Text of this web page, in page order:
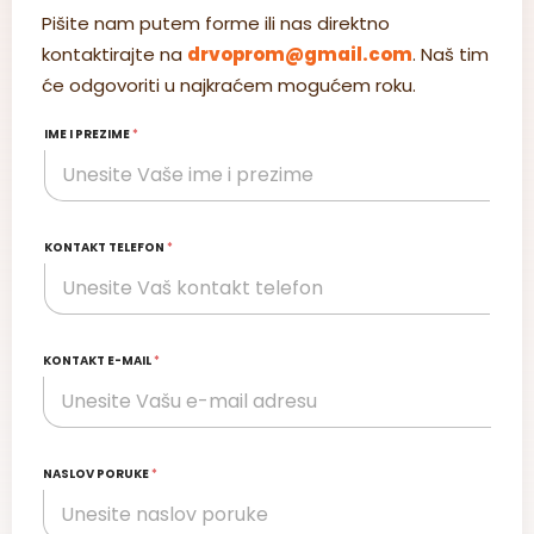
Pišite nam putem forme ili nas direktno
kontaktirajte na drvoprom@gmail.com. Naš tim
će odgovoriti u najkraćem mogućem roku.
IME I PREZIME*
KONTAKT TELEFON *
KONTAKT E-MAIL*
NASLOV PORUKE*